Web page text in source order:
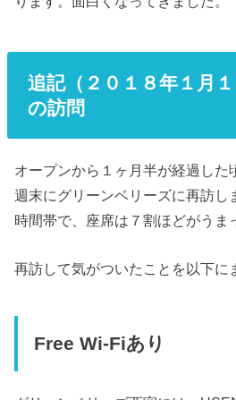
追記（２０１８年１月
の訪問
オープンから１ヶ月半が経過した
週末にグリーンベリーズに再訪し
時間帯で、座席は７割ほどがうま
再訪して気がついたことを以下に
Free Wi-Fiあり